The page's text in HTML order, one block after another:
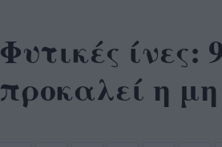
Φυτικές
προκαλεί η